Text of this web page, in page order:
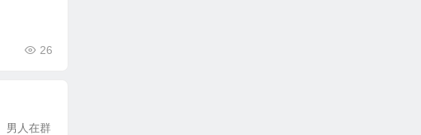
26
男人在群